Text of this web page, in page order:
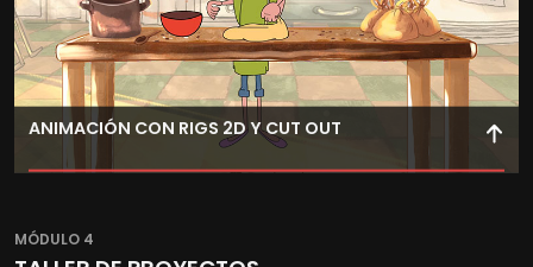
ANIMACIÓN CON RIGS 2D Y CUT OUT
en 2D, muy empleada en series de animación actuales.
MÓDULO 4